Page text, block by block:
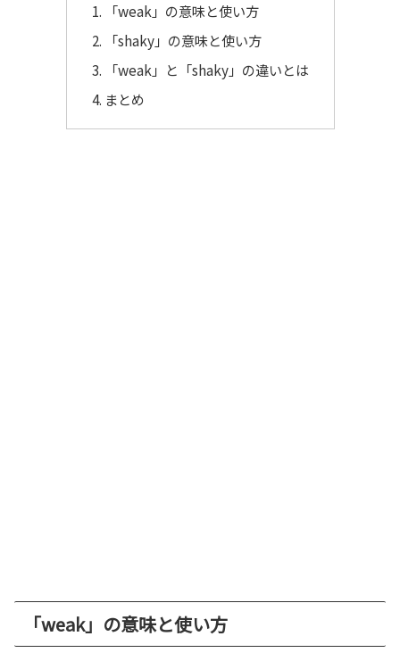
「weak」の意味と使い方
「shaky」の意味と使い方
「weak」と「shaky」の違いとは
まとめ
「weak」の意味と使い方